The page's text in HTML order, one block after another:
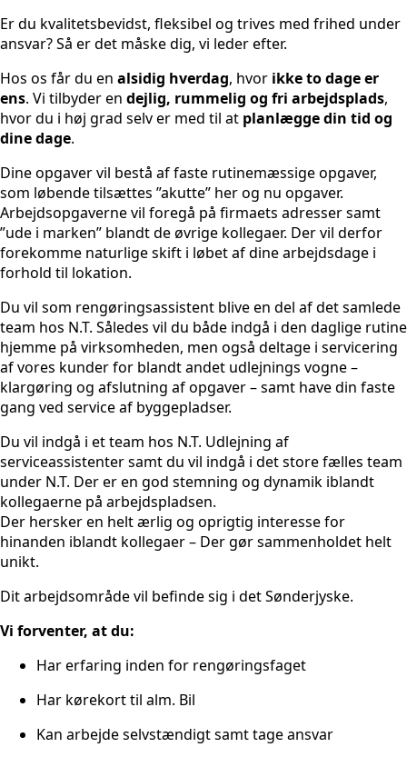
Er du kvalitetsbevidst, fleksibel og trives med frihed under
ansvar? Så er det måske dig, vi leder efter.
Hos os får du en alsidig hverdag, hvor ikke to dage er
ens. Vi tilbyder en dejlig, rummelig og fri arbejdsplads,
hvor du i høj grad selv er med til at planlægge din tid og
dine dage.
Dine opgaver vil bestå af faste rutinemæssige opgaver,
som løbende tilsættes ”akutte” her og nu opgaver.
Arbejdsopgaverne vil foregå på firmaets adresser samt
”ude i marken” blandt de øvrige kollegaer. Der vil derfor
forekomme naturlige skift i løbet af dine arbejdsdage i
forhold til lokation.
Du vil som rengøringsassistent blive en del af det samlede
team hos N.T. Således vil du både indgå i den daglige rutine
hjemme på virksomheden, men også deltage i servicering
af vores kunder for blandt andet udlejnings vogne –
klargøring og afslutning af opgaver – samt have din faste
gang ved service af byggepladser.
Du vil indgå i et team hos N.T. Udlejning af
serviceassistenter samt du vil indgå i det store fælles team
under N.T. Der er en god stemning og dynamik iblandt
kollegaerne på arbejdspladsen.
Der hersker en helt ærlig og oprigtig interesse for
hinanden iblandt kollegaer – Der gør sammenholdet helt
unikt.
Dit arbejdsområde vil befinde sig i det Sønderjyske.
Vi forventer, at du:
Har erfaring inden for rengøringsfaget
Har kørekort til alm. Bil
Kan arbejde selvstændigt samt tage ansvar